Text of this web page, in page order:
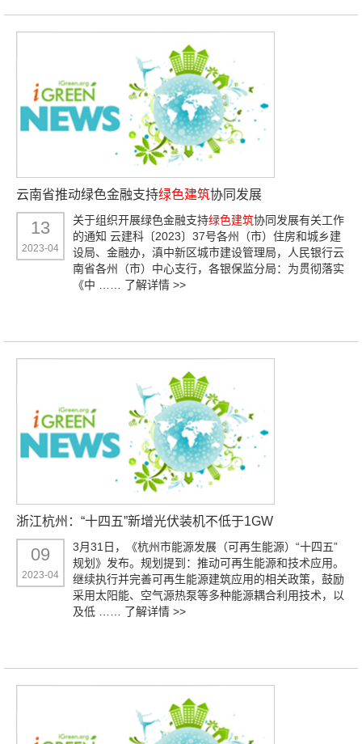
云南省推动绿色金融支持绿色建筑协同发展
13
2023-04
关于组织开展绿色金融支持绿色建筑协同发展有关工作
的通知 云建科〔2023〕37号各州（市）住房和城乡建
设局、金融办，滇中新区城市建设管理局，人民银行云
南省各州（市）中心支行，各银保监分局：为贯彻落实
《中 …… 了解详情 >>
浙江杭州：“十四五”新增光伏装机不低于1GW
09
2023-04
3月31日，《杭州市能源发展（可再生能源）“十四五”
规划》发布。规划提到：推动可再生能源和技术应用。
继续执行并完善可再生能源建筑应用的相关政策，鼓励
采用太阳能、空气源热泵等多种能源耦合利用技术，以
及低 …… 了解详情 >>